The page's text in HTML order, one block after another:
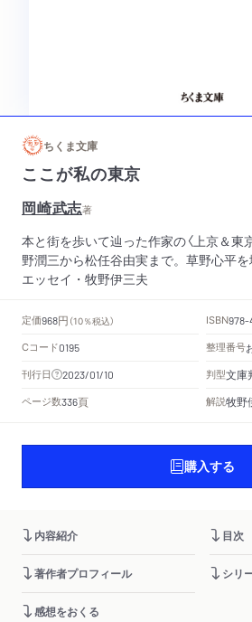
ちくま文庫
ここが私の東京
岡崎武志著
本と街を歩いて辿った作家の〈上京＆東
野潤三から松任谷由実まで。草野心平
エッセイ・牧野伊三夫
定価968円 （10％税込） ISBN978-
Cコード0195 整理番号
刊行日 2023/01/10 判型文庫
ページ数336頁 解説牧野
購入する
内容紹介 目次
著作者プロフィール シリ
感想をおくる